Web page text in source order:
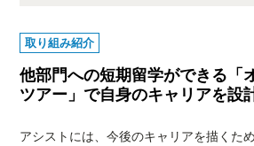
取り組み紹介
他部門への短期留学ができる「
ツアー」で自身のキャリアを設
アシストには、今後のキャリアを描くた